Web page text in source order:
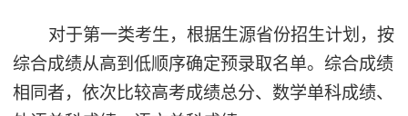
对于第一类考生，根据生源省份招生计划，按
综合成绩从高到低顺序确定预录取名单。综合成绩
相同者，依次比较高考成绩总分、数学单科成绩、